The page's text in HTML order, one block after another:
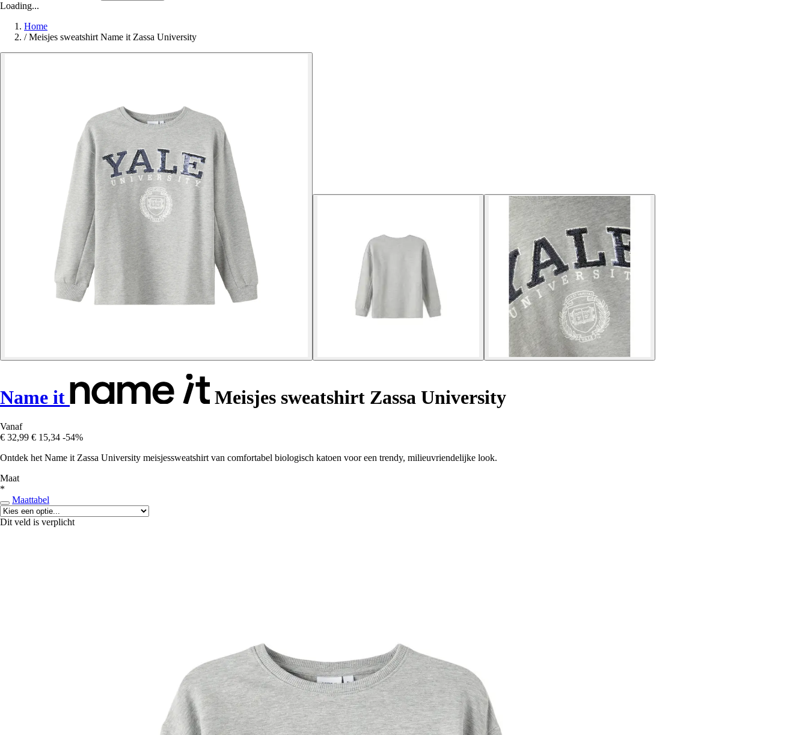
Loading...
Home
/ Meisjes sweatshirt Name it Zassa University
Name it Meisjes sweatshirt Zassa University
Vanaf
€ 32,99 € 15,34 -54%
Ontdek het Name it Zassa University meisjessweatshirt van comfortabel biologisch katoen voor een trendy, milieuvriendelijke look.
Maat
*
Maattabel
Dit veld is verplicht